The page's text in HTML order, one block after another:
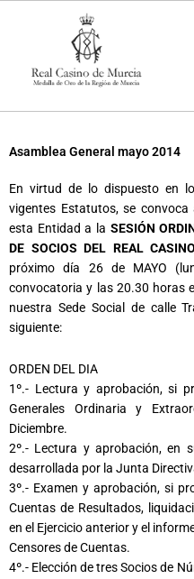
Asamblea General mayo 2014
En virtud de lo dispuesto en
vigentes Estatutos, se
esta Entidad a la SESIÓN
DE SOCIOS DEL REAL
próximo día 26 de MAYO
convocatoria y las 20.30 horas
nuestra Sede Social de calle
siguiente:
ORDEN DEL DIA
1º.- Lectura y aprobación, si
Generales Ordinaria y
Diciembre.
2º.- Lectura y aprobación, en
desarrollada por la Junta
3º.- Examen y aprobación, si
Cuentas de Resultados,
en el Ejercicio anterior y el
Censores de Cuentas.
4º.- Elección de tres Socios de